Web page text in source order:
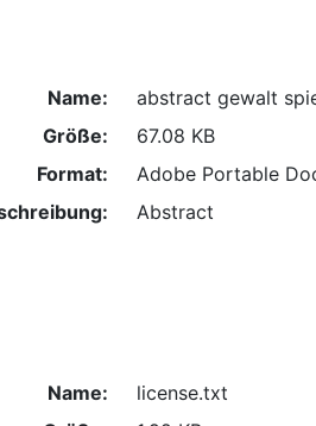
Name:
abstract gewalt
Größe:
67.08 KB
Format:
Adobe Portable
Abstract
Name:
license.txt